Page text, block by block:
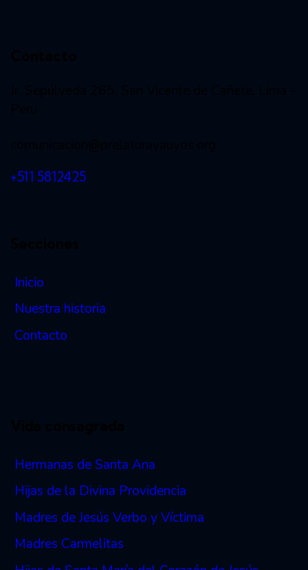
+511 5812425
Inicio
Nuestra historia
Contacto
Hermanas de Santa Ana
Hijas de la Divina Providencia
Madres de Jesús Verbo y Víctima
Madres Carmelitas